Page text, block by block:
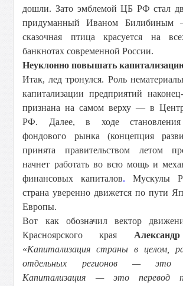
дошли. Зато эмблемой ЦБ РФ стал
придуманный Иваном Билибиным
сказочная птица красуется на
банкнотах современной России.
Неуклонно повышать
Итак, лед тронулся. Роль
капитализации предприятий
признана на самом верху — в
РФ. Далее, в ходе становления
фондового рынка (концепция
принята правительством летом
начнет работать во всю мощь и
финансовых капиталов. Мускулы
страна уверенно движется по пути
Европы.
Вот как обозначил вектор
Красноярского края
«Капитализация страны в целом,
отдельных регионов — это
Капитализация — это перевод